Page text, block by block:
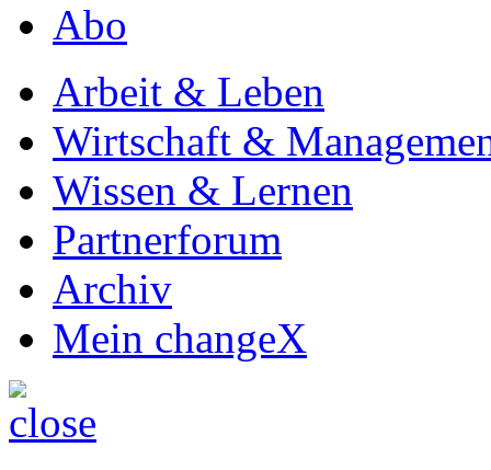
Abo
Arbeit & Leben
Wirtschaft &
Wissen & Lernen
Partnerforum
Archiv
Mein changeX